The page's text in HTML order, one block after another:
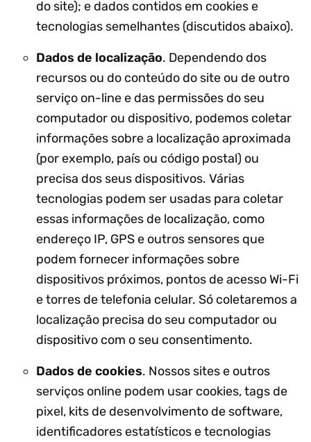
do site); e dados contidos em cookies e
tecnologias semelhantes (discutidos abaixo).
Dados de localização. Dependendo dos
recursos ou do conteúdo do site ou de outro
serviço on-line e das permissões do seu
computador ou dispositivo, podemos coletar
informações sobre a localização aproximada
(por exemplo, país ou código postal) ou
precisa dos seus dispositivos. Várias
tecnologias podem ser usadas para coletar
essas informações de localização, como
endereço IP, GPS e outros sensores que
podem fornecer informações sobre
dispositivos próximos, pontos de acesso Wi-Fi
e torres de telefonia celular. Só coletaremos a
localização precisa do seu computador ou
dispositivo com o seu consentimento.
Dados de cookies. Nossos sites e outros
serviços online podem usar cookies, tags de
pixel, kits de desenvolvimento de software,
identificadores estatísticos e tecnologias